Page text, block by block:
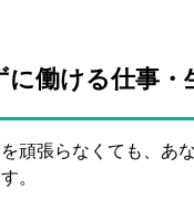
に働ける仕事・
頑張らなくても、あ
。